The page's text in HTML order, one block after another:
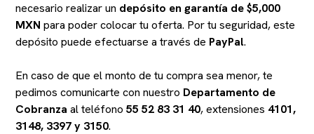
necesario realizar un depósito en garantía de $5,000
MXN para poder colocar tu oferta. Por tu seguridad, este
depósito puede efectuarse a través de PayPal.
En caso de que el monto de tu compra sea menor, te
pedimos comunicarte con nuestro Departamento de
Cobranzaal teléfono55 52 83 31 40, extensiones 4101,
3148, 3397 y 3150.